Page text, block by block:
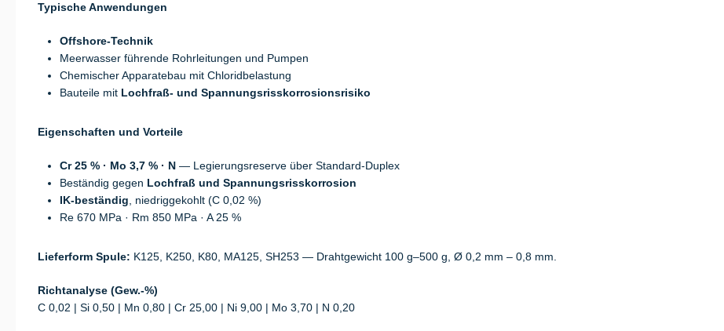
Typische Anwendungen
Offshore-Technik
Meerwasser führende Rohrleitungen und Pumpen
Chemischer Apparatebau mit Chloridbelastung
Bauteile mit Lochfraß- und Spannungsrisskorrosionsrisiko
Eigenschaften und Vorteile
Cr 25 % · Mo 3,7 % · N — Legierungsreserve über Standard-Duplex
Beständig gegen Lochfraß und Spannungsrisskorrosion
IK-beständig , niedriggekohlt (C 0,02 %)
Re 670 MPa · Rm 850 MPa · A 25 %
Lieferform Spule: K125, K250, K80, MA125, SH253 — Drahtgewicht 100 g–500 g, Ø 0,2 mm – 0,8 mm.
Richtanalyse (Gew.-%)
C 0,02 | Si 0,50 | Mn 0,80 | Cr 25,00 | Ni 9,00 | Mo 3,70 | N 0,20